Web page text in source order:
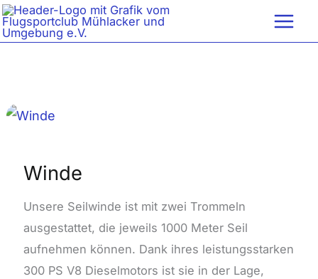
Zum
Inhalt
Winde
Unsere Seilwinde ist mit zwei Trommeln
ausgestattet, die jeweils 1000 Meter Seil
aufnehmen können. Dank ihres leistungsstarken
300 PS V8 Dieselmotors ist sie in der Lage,
Winde